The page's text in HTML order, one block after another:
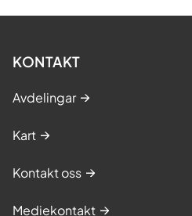
KONTAKT
Avdelingar
Kart
Kontakt oss
Mediekontakt